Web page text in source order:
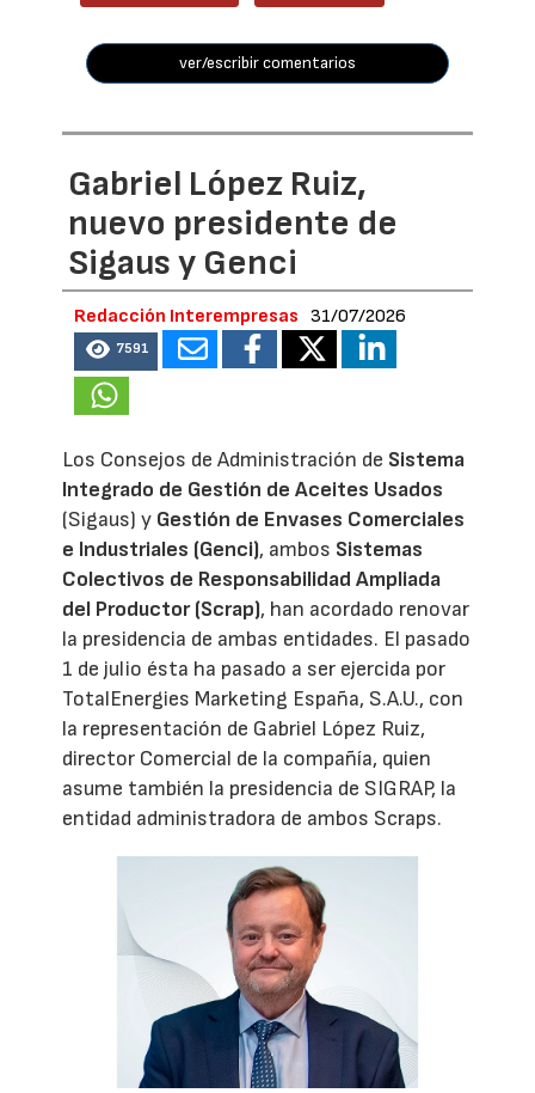
ver/escribir comentarios
Gabriel López Ruiz,
nuevo presidente de
Sigaus y Genci
Redacción Interempresas 31/07/2026
7591
Los Consejos de Administración de Sistema
Integrado de Gestión de Aceites Usados
(Sigaus) y Gestión de Envases Comerciales
e Industriales (Genci), ambos Sistemas
Colectivos de Responsabilidad Ampliada
del Productor (Scrap), han acordado renovar
la presidencia de ambas entidades. El pasado
1 de julio ésta ha pasado a ser ejercida por
TotalEnergies Marketing España, S.A.U., con
la representación de Gabriel López Ruiz,
director Comercial de la compañía, quien
asume también la presidencia de SIGRAP, la
entidad administradora de ambos Scraps.